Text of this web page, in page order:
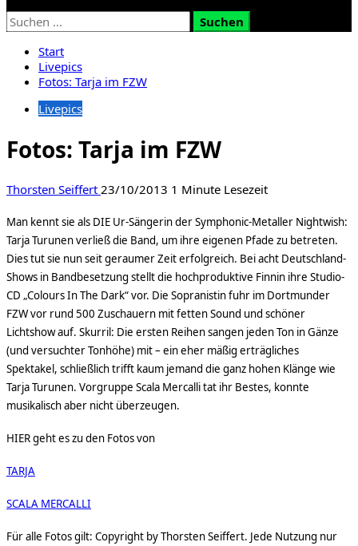
Suchen
nach:
Start
Livepics
Fotos: Tarja im FZW
Livepics
Fotos: Tarja im FZW
Thorsten Seiffert 23/10/2013 1 Minute Lesezeit
Man kennt sie als DIE Ur-Sängerin der Symphonic-Metaller Nightwish:
Tarja Turunen verließ die Band, um ihre eigenen Pfade zu betreten.
Dies tut sie nun seit geraumer Zeit erfolgreich. Bei acht Deutschland-
Shows in Bandbesetzung stellt die hochproduktive Finnin ihre Studio-
CD „Colours In The Dark“ vor. Die Sopranistin fuhr im Dortmunder
FZW vor rund 500 Zuschauern mit fetten Sound und schöner
Lichtshow auf. Skurril: Die ersten Reihen sangen jeden Ton in Gänze
(und versuchter Tonhöhe) mit – ein eher mäßig erträgliches
Spektakel, schließlich trifft kaum jemand die ganz hohen Klänge wie
Tarja Turunen. Vorgruppe Scala Mercalli tat ihr Bestes, konnte
musikalisch aber nicht überzeugen.
HIER geht es zu den Fotos von
TARJA
SCALA MERCALLI
Für alle Fotos gilt: Copyright by Thorsten Seiffert. Jede Nutzung nur